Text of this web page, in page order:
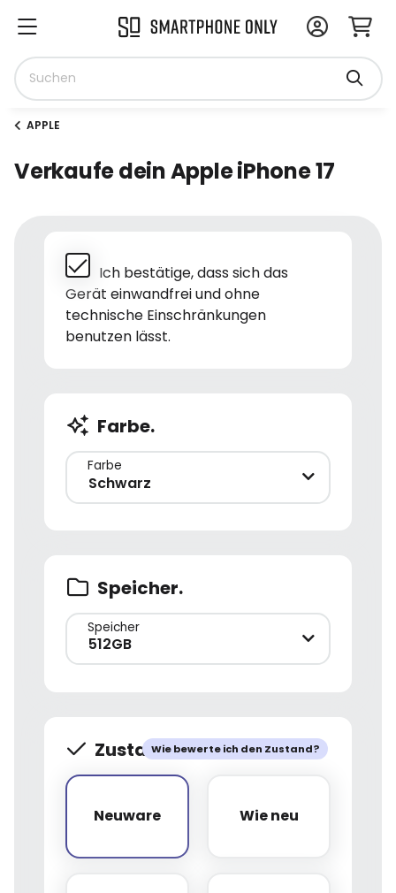
APPLE
Verkaufe dein Apple iPhone 17
Ich bestätige, dass sich das
Gerät einwandfrei und ohne
technische Einschränkungen
benutzen lässt.
Farbe.
Farbe
Schwarz
Speicher.
Speicher
512GB
Wie bewerte ich den Zustand?
Zustand.
Neuware
Neuware Wie neu
Wie neu